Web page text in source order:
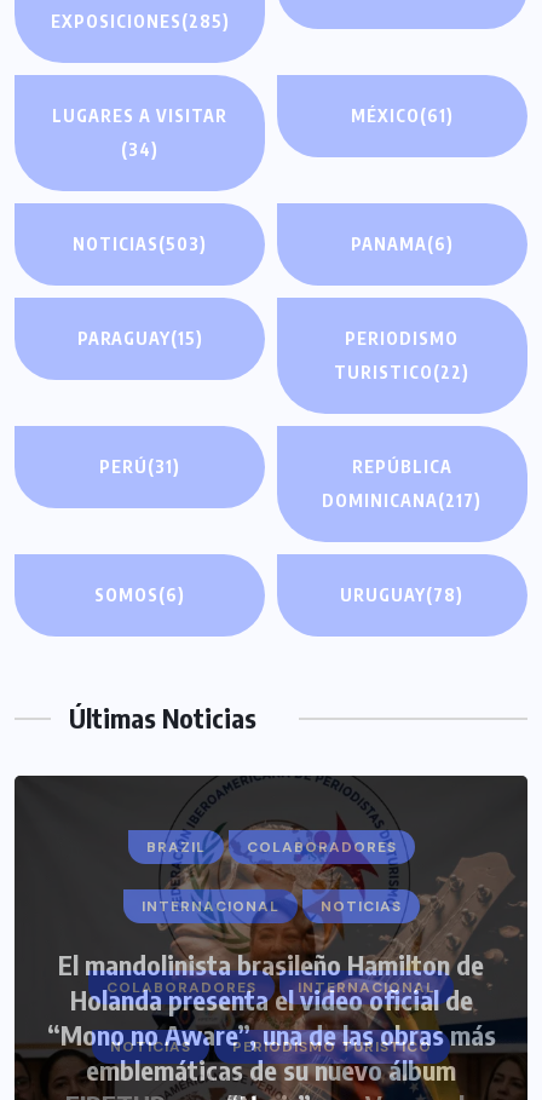
EXPOSICIONES(285)
LUGARES A VISITAR
(34)
MÉXICO(61)
NOTICIAS(503) PANAMA(6)
PARAGUAY(15)
PERIODISMO
TURISTICO(22)
PERÚ(31)
REPÚBLICA
DOMINICANA(217)
SOMOS(6) URUGUAY(78)
Últimas Noticias
BRAZIL COLABORADORES
INTERNACIONAL NOTICIAS
El mandolinista brasileño Hamilton de
Holanda presenta el video oficial de
“Mono no Aware”, una de las obras más
emblemáticas de su nuevo álbum
COLABORADORES INTERNACIONAL
NOTICIAS PERIODISMO TURISTICO